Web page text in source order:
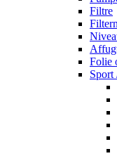
Filtre
Folie
Sport